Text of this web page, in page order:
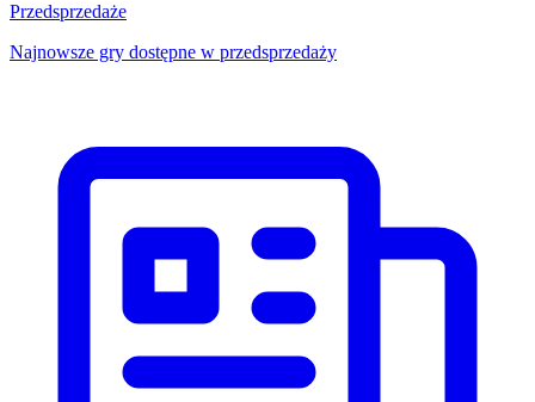
Przedsprzedaże
Najnowsze gry dostępne w przedsprzedaży